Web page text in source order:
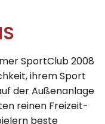
SportClub 2008
ihrem Sport
der Außenanlage
reinen Freizeit-
beste